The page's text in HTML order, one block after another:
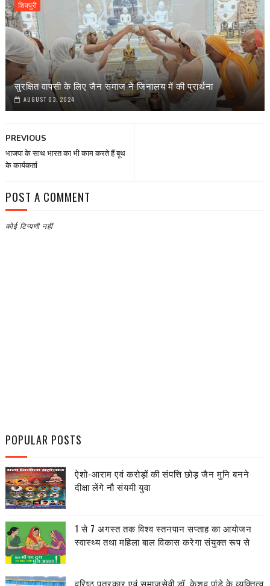
शिवपुरी
सुरक्षित वापसी के लिए जैन समाज ने जिनालय में की प्रार्थना
AUGUST 03, 2024
PREVIOUS
भाजपा के साथ भारत का भी काम करते हैं बूथ
के कार्यकर्ता
POST A COMMENT
कोई टिप्पणी नहीं
POPULAR POSTS
ऐशो-आराम एवं करोड़ों की संपत्ति छोड़ जैन मुनि बनने
दीक्षा लेंगे नौ संयमी युवा
1 से 7 अगस्त तक विश्व स्तनपान सप्ताह का आयोजन
स्वास्थ्य तथा महिला बाल विकास करेगा संयुक्त रूप से
वरिष्ठ पत्रकार एवं समाजसेवी डॉ. केशव पांडे के व्यक्तित्व